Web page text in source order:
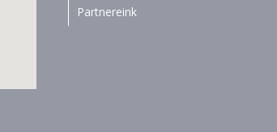
Partnereink